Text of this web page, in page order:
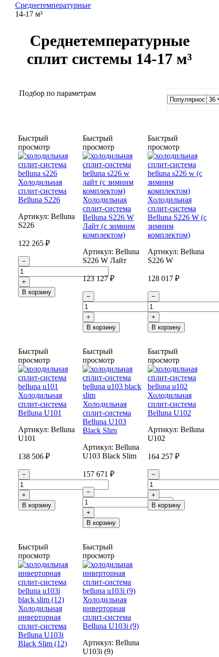
Среднетемпературные
14-17 м³
Среднетемпературные
сплит системы 14-17 м³
Подбор по параметрам
Быстрый
просмотр
Холодильная
сплит-система
Belluna S226
Артикул: Belluna
S226
122 265 ₽
−
+
В корзину
Быстрый
просмотр
Холодильная
сплит-система
Belluna S226 W
Лайт (с зимним
комплектом)
Артикул:Belluna
S226 W Лайт
123 127 ₽
−
+
В корзину
Быстрый
просмотр
Холодильная
сплит-система
Belluna S226 W (с
зимним
комплектом)
Артикул: Belluna
S226 W
128 017 ₽
−
+
В корзину
Быстрый
просмотр
Холодильная
сплит-система
Belluna U101
Артикул: Belluna
U101
138 506 ₽
−
+
В корзину
Быстрый
просмотр
Холодильная
сплит-система
Belluna U103
Black Slim
Артикул:Belluna
U103 Black Slim
157 671 ₽
−
+
В корзину
Быстрый
просмотр
Холодильная
сплит-система
Belluna U102
Артикул: Belluna
U102
164 257 ₽
−
+
В корзину
Быстрый
просмотр
Холодильная
инверторная
сплит-система
Belluna U103i
Black Slim (12)
Быстрый
просмотр
Холодильная
инверторная
сплит-система
Belluna U103i (9)
Артикул:Belluna
U103i (9)